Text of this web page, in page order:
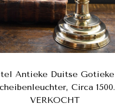
Antieke Duitse Gotieke
Circa 1500.
VERKOCHT